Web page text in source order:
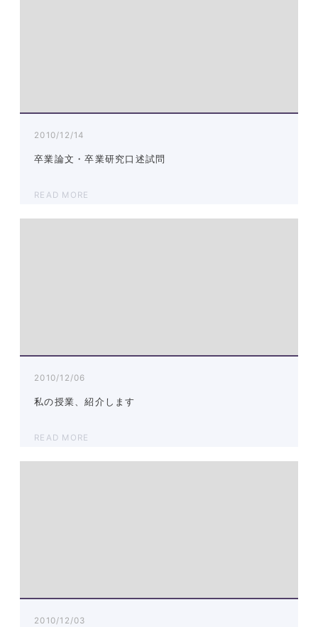
2010/12/14
卒業論文・卒業研究口述試問
READ MORE
2010/12/06
私の授業、紹介します
READ MORE
2010/12/03